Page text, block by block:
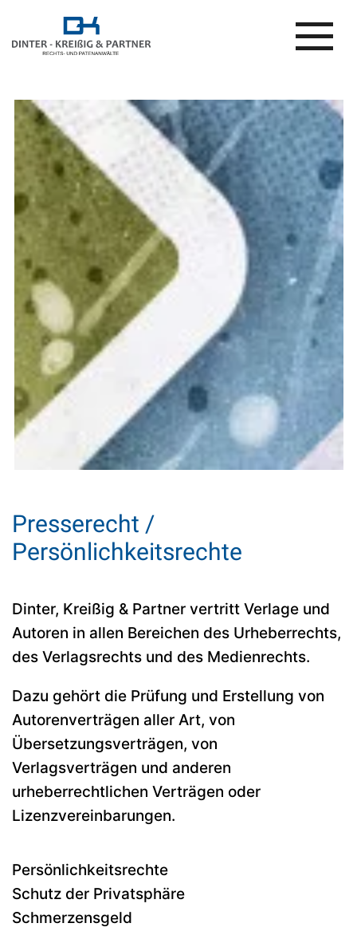
Presserecht /
Persönlichkeitsrechte
Dinter, Kreißig & Partner vertritt Verlage und
Autoren in allen Bereichen des Urheberrechts,
des Verlagsrechts und des Medienrechts.
Dazu gehört die Prüfung und Erstellung von
Autorenverträgen aller Art, von
Übersetzungsverträgen, von
Verlagsverträgen und anderen
urheberrechtlichen Verträgen oder
Lizenzvereinbarungen.
Persönlichkeitsrechte
Schutz der Privatsphäre
Schmerzensgeld